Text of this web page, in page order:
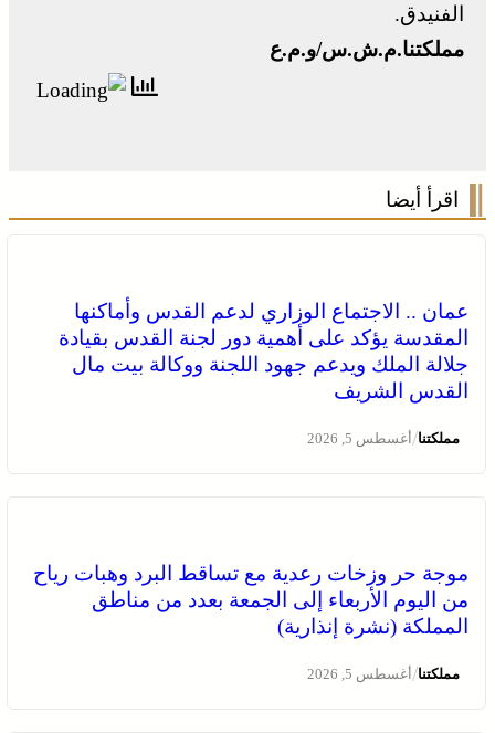
الفنيدق.
مملكتنا.م.ش.س/و.م.ع
اقرأ أيضا
عمان .. الاجتماع الوزاري لدعم القدس وأماكنها
المقدسة يؤكد على أهمية دور لجنة القدس بقيادة
جلالة الملك ويدعم جهود اللجنة ووكالة بيت مال
القدس الشريف
مملكتنا/أغسطس 5, 2026
موجة حر وزخات رعدية مع تساقط البرد وهبات رياح
من اليوم الأربعاء إلى الجمعة بعدد من مناطق
المملكة (نشرة إنذارية)
مملكتنا/أغسطس 5, 2026